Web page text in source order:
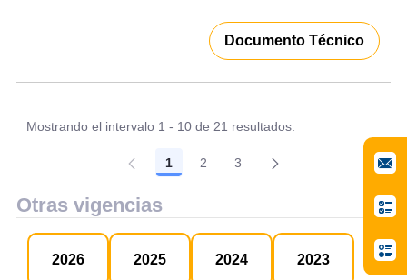
Documento Técnico
Mostrando el intervalo 1 - 10 de 21 resultados.
Página
1 Página
2 Página
3
Otras vigencias
2026 2025 2024 2023